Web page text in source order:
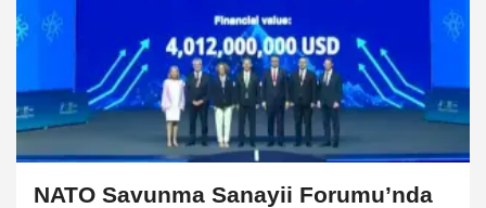
NATO Savunma Sanayii Forumu’nda